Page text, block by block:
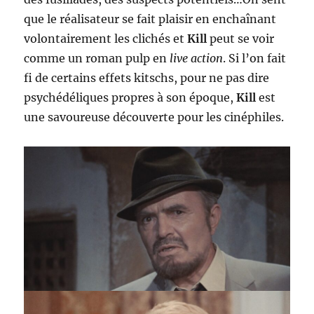
que le réalisateur se fait plaisir en enchaînant
volontairement les clichés etKill peut se voir
comme un roman pulp en live action. Si l’on fait
fi de certains effets kitschs, pour ne pas dire
psychédéliques propres à son époque,Kill est
une savoureuse découverte pour les cinéphiles.